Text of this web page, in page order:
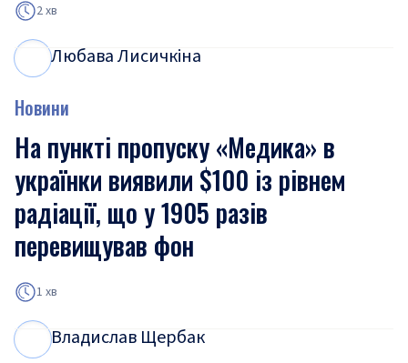
2 хв
Любава Лисичкіна
Новини
На пункті пропуску «Медика» в
українки виявили $100 із рівнем
радіації, що у 1905 разів
перевищував фон
1 хв
Владислав Щербак